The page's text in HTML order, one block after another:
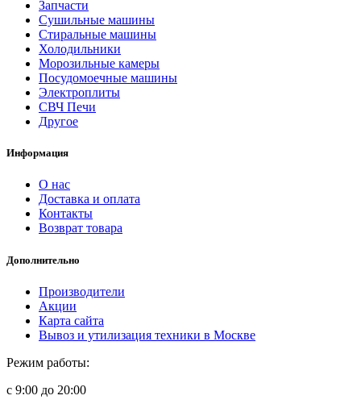
Запчасти
Сушильные машины
Стиральные машины
Холодильники
Морозильные камеры
Посудомоечные машины
Электроплиты
СВЧ Печи
Другое
Информация
О нас
Доставка и оплата
Контакты
Возврат товара
Дополнительно
Производители
Акции
Карта сайта
Вывоз и утилизация техники в Москве
Режим работы:
с 9:00 до 20:00